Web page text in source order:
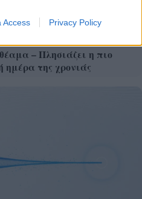
Access Privacy Policy
– Πλησιάζει η πιο
ημέρα της χρονιάς